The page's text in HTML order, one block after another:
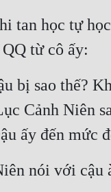
tan học tự
từ cô ấy:
bị sao thế?
Cảnh Niên
ấy đến mức
nói với cậu